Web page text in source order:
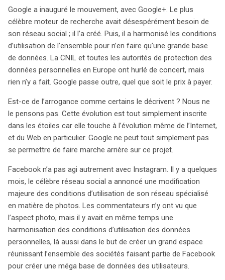
indispensable par les acteurs du secteur. Facebook a
suivi avec Instagram, modifiant ses conditions pour
unifier ses services, tandis que Yahoo! s’est tourné vers
Tumblr, cherchant à rajeunir son image tout en
s’intégrant à cette tendance. Ces acquisitions montrent
que la nécessité d’un réseau social est devenue cruciale
pour ces entreprises, qui doivent générer des bénéfices
tout en offrant des services gratuits. Le défi consiste à
maintenir l’attractivité de leurs offres sans surcharger
les utilisateurs de publicités intrusives. La clé réside dans
le ciblage précis des publicités, rendu possible par une
meilleure collecte de données. En étant connectés, les
valorisant ainsi l’expérience publicitaire. Pour ces
entreprises, la connectivité des internautes n’est pas
seulement un atout marketing, mais aussi une condition
essentielle à leur pérennité, leur permettant de naviguer
entre la protection des données personnelles et la
rentabilité.
Google a inauguré le mouvement, avec Google+. Le plus
célèbre moteur de recherche avait désespérément besoin de
son réseau social ; il l’a créé. Puis, il a harmonisé les conditions
d’utilisation de l’ensemble pour n’en faire qu’une grande base
de données. La CNIL et toutes les autorités de protection des
données personnelles en Europe ont hurlé de concert, mais
rien n’y a fait. Google passe outre, quel que soit le prix à payer.
Est-ce de l’arrogance comme certains le décrivent ? Nous ne
le pensons pas. Cette évolution est tout simplement inscrite
dans les étoiles car elle touche à l’évolution même de l’Internet,
et du Web en particulier. Google ne peut tout simplement pas
se permettre de faire marche arrière sur ce projet.
Facebook n’a pas agi autrement avec Instagram. Il y a quelques
mois, le célèbre réseau social a annoncé une modification
majeure des conditions d’utilisation de son réseau spécialisé
en matière de photos. Les commentateurs n’y ont vu que
l’aspect photo, mais il y avait en même temps une
harmonisation des conditions d’utilisation des données
personnelles, là aussi dans le but de créer un grand espace
réunissant l’ensemble des sociétés faisant partie de Facebook
pour créer une méga base de données des utilisateurs.